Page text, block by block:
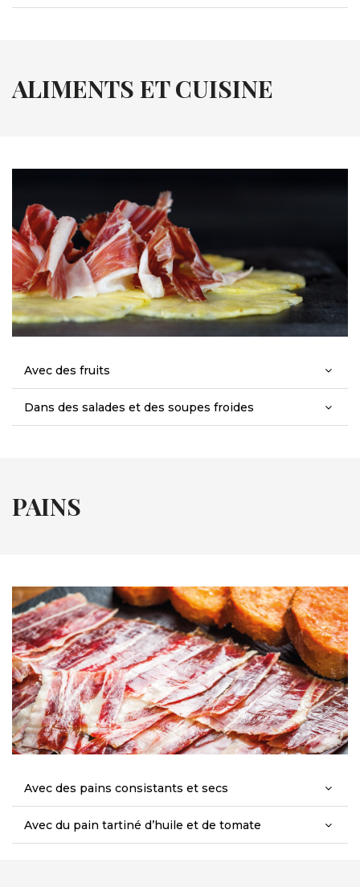
ALIMENTS ET CUISINE
Avec des fruits
Dans des salades et des soupes froides
PAINS
Avec des pains consistants et secs
Avec du pain tartiné d’huile et de tomate